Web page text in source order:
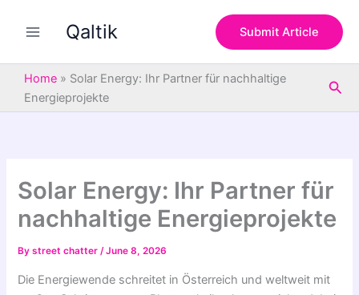
Qaltik Submit Article
Home » Solar Energy: Ihr Partner für nachhaltige
Energieprojekte
Solar Energy: Ihr Partner für
nachhaltige Energieprojekte
Bystreet chatter/June 8, 2026
Die Energiewende schreitet in Österreich und weltweit mit